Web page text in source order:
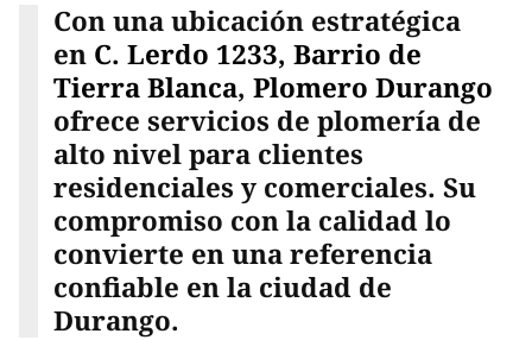
Con una ubicación estratégica
en C. Lerdo 1233, Barrio de
Tierra Blanca, Plomero Durango
ofrece servicios de plomería de
alto nivel para clientes
residenciales y comerciales. Su
compromiso con la calidad lo
convierte en una referencia
confiable en la ciudad de
Durango.